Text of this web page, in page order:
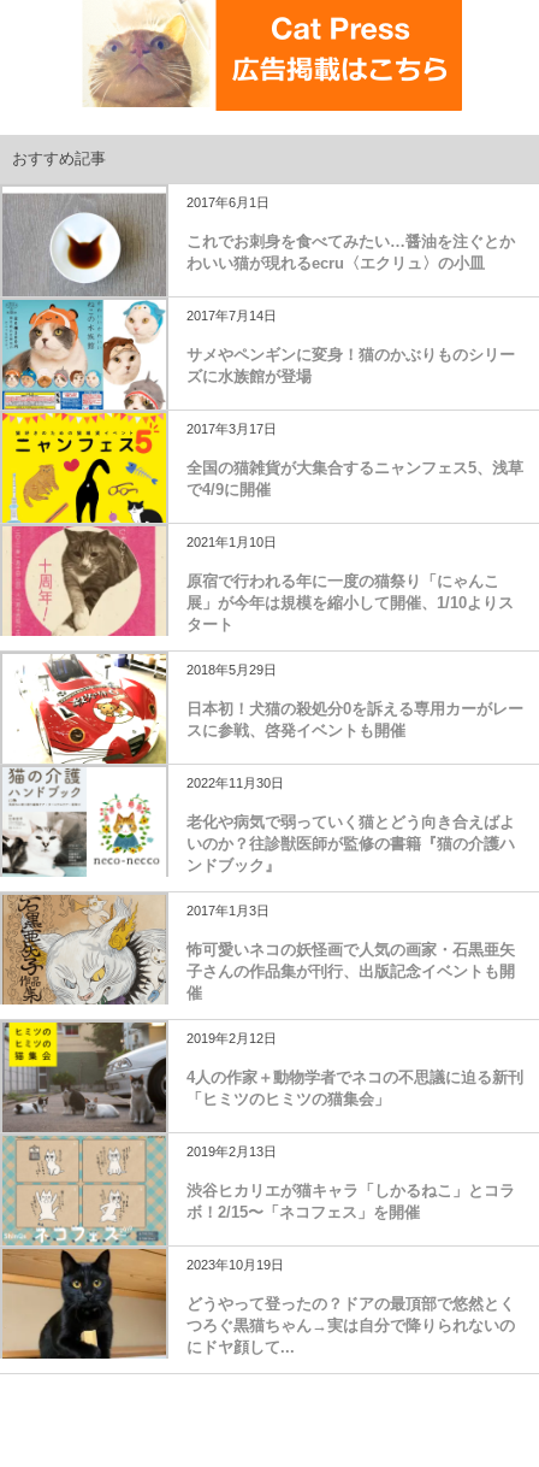
おすすめ記事
2017年6月1日
これでお刺身を食べてみたい…醤油を注ぐとか
わいい猫が現れるecru〈エクリュ〉の小皿
2017年7月14日
サメやペンギンに変身！猫のかぶりものシリー
ズに水族館が登場
2017年3月17日
全国の猫雑貨が大集合するニャンフェス5、浅草
で4/9に開催
2021年1月10日
原宿で行われる年に一度の猫祭り「にゃんこ
展」が今年は規模を縮小して開催、1/10よりス
タート
2018年5月29日
日本初！犬猫の殺処分0を訴える専用カーがレー
スに参戦、啓発イベントも開催
2022年11月30日
老化や病気で弱っていく猫とどう向き合えばよ
いのか？往診獣医師が監修の書籍『猫の介護ハ
ンドブック』
2017年1月3日
怖可愛いネコの妖怪画で人気の画家・石黒亜矢
子さんの作品集が刊行、出版記念イベントも開
催
2019年2月12日
4人の作家＋動物学者でネコの不思議に迫る新刊
「ヒミツのヒミツの猫集会」
2019年2月13日
渋谷ヒカリエが猫キャラ「しかるねこ」とコラ
ボ！2/15〜「ネコフェス」を開催
2023年10月19日
どうやって登ったの？ドアの最頂部で悠然とく
つろぐ黒猫ちゃん→実は自分で降りられないの
にドヤ顔して...